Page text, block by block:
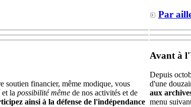
soutien financier, même modique, vous
et la possibilité même de nos activités et de
ainsi à la défense de l'indépendance
Par
Avant à
Depuis
d'une
aux
menu